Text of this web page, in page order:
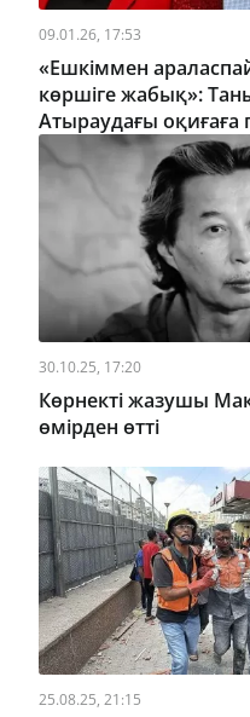
09.01.26, 17:53
«Ешкіммен
көршіге жабық»:
Атыраудағы оқиғаға
30.10.25, 17:20
Көрнекті жазушы
өмірден өтті
25.08.25, 21:15